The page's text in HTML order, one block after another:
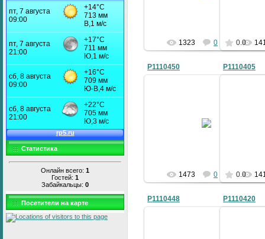
Статистика
Онлайн всего: 1
Гостей: 1
Забайкальцы: 0
Посетители на карте
1323 0 0.0
P1110450
1473 0 0.0
P1110405
P1110448 P1110420